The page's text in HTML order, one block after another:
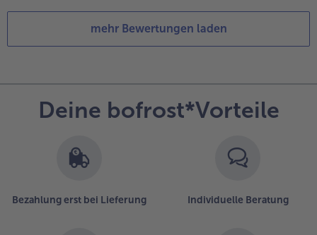
mehr Bewertungen laden
Deine bofrost*Vorteile
Bezahlung erst bei Lieferung Individuelle Beratung